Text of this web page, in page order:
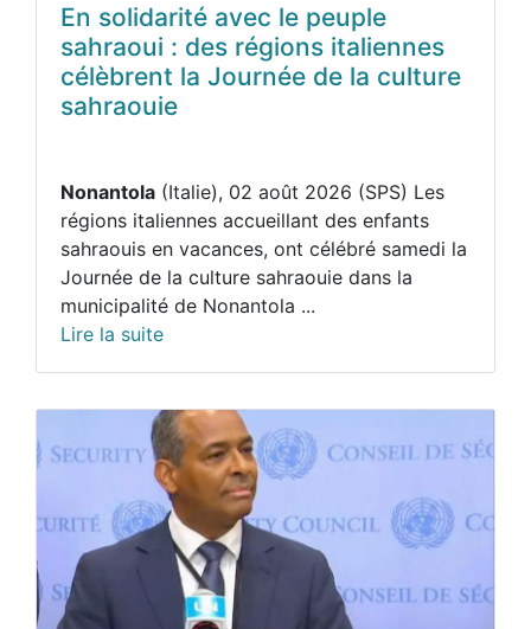
En solidarité avec le peuple
sahraoui : des régions italiennes
célèbrent la Journée de la culture
sahraouie
Nonantola (Italie), 02 août 2026 (SPS) Les
régions italiennes accueillant des enfants
sahraouis en vacances, ont célébré samedi la
Journée de la culture sahraouie dans la
municipalité de Nonantola ...
Lire la suite